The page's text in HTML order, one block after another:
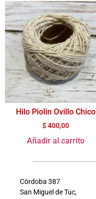
Hilo Piolin Ovillo Chico
$400,00
Añadir al carrito
Córdoba 387
San Miguel de Tuc,